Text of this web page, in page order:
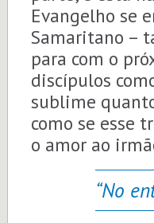
Evangelho se
Samaritano –
para com o
discípulos
sublime
como se esse
o amor ao
“No